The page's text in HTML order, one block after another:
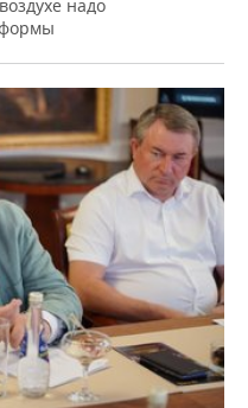
надо